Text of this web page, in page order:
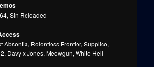
Sin Reloaded
Absentia, Relentless Frontier, Supplice,
Davy x Jones, Meowgun, White Hell